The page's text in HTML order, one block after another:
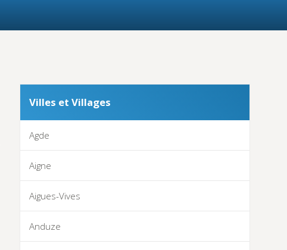
Villes et Villages
Agde
Aigne
Aigues-Vives
Anduze